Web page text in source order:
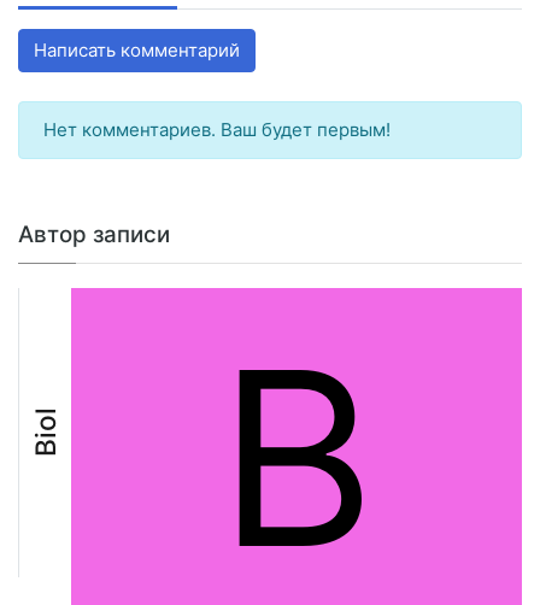
Написать комментарий
Нет комментариев. Ваш будет первым!
Автор записи
Biol B